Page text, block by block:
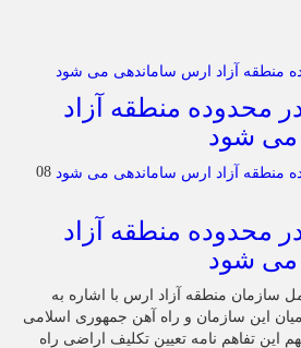
محدوده منطقه آزاد
می شود
08
محدوده منطقه آزاد
می شود
سازمان منطقه آزاد ارس با اشاره به
این سازمان و راه آهن جمهوری اسلامی
این تفاهم نامه تعیین تکلیف اراضی راه